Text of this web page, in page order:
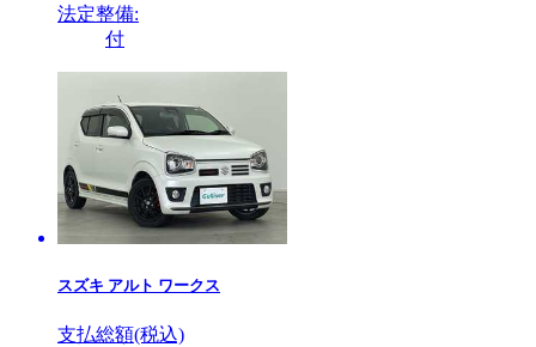
法定整備:
付
スズキ アルト ワークス
支払総額(税込)